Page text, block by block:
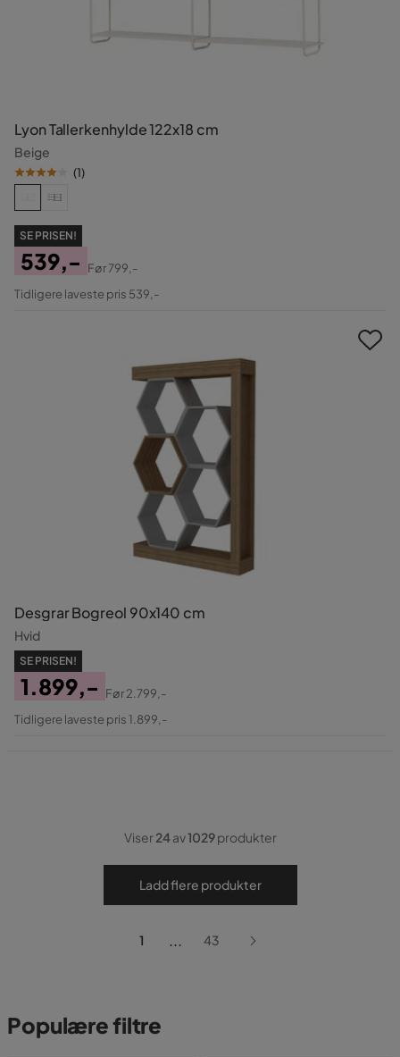
Lyon Tallerkenhylde 122x18 cm
Beige
(1)
SE PRISEN!
Pris
539,-
Original
Før799,-
Tidligere laveste pris 539,-
Desgrar Bogreol 90x140 cm
Hvid
SE PRISEN!
Pris
1.899,-
Original
Før2.799,-
Tidligere laveste pris 1.899,-
Viser24av1029produkter
Ladd flere produkter
1 ... 43
Populære filtre